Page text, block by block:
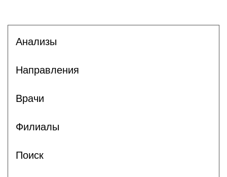
Анализы
Направления
Врачи
Филиалы
Поиск